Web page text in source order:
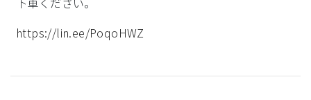
https://lin.ee/PoqoHWZ